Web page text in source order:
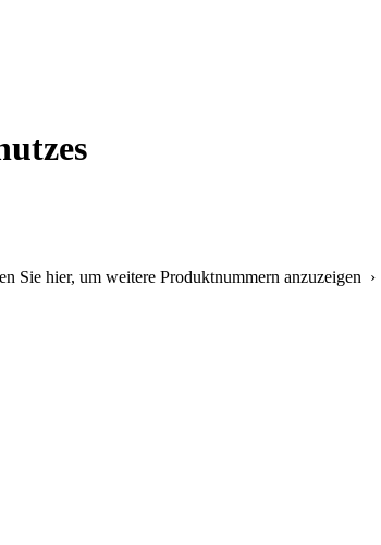
Sie hier, um weitere Produktnummern anzuzeigen ›